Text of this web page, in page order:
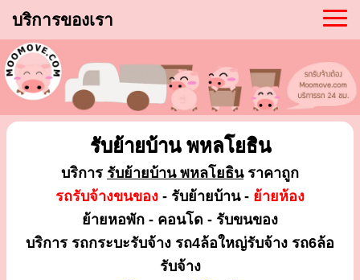
บริการของเรา
รับย้ายบ้าน พหลโยธิน
บริการ รับย้ายบ้าน พหลโยธินราคาถูก
รถรับจ้างขนของ - รับย้ายบ้าน - ย้ายห้อง
ย้ายหอพัก - คอนโด - รับขนของ
บริการ รถกระบะรับจ้าง รถ4ล้อใหญ่รับจ้าง รถ6ล้อ
รับจ้าง